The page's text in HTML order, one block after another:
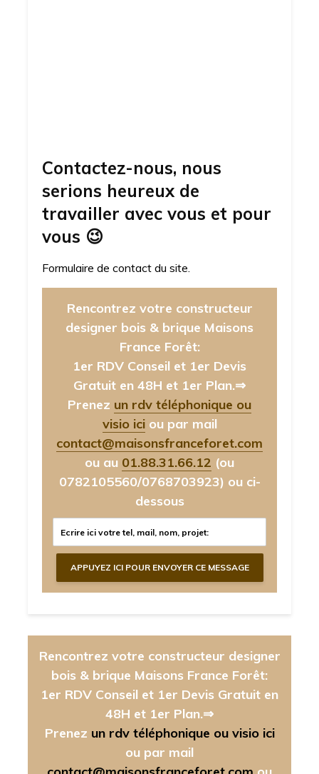
Contactez-nous, nous
serions heureux de
travailler avec vous et pour
vous 😉
Formulaire de contact du site.
Rencontrez votre constructeur
designer bois & brique Maisons
France Forêt:
1er RDV Conseil et 1er Devis
Gratuit en 48H et 1er Plan.⇒
Prenez un rdv téléphonique ou
visio iciou par mail
contact@maisonsfranceforet.com
ou au 01.88.31.66.12 (ou
0782105560/0768703923) ou ci-
dessous
Rencontrez votre constructeur designer
bois & brique Maisons France Forêt:
1er RDV Conseil et 1er Devis Gratuit en
48H et 1er Plan.⇒
Prenez un rdv téléphonique ou visio ici
ou par mail